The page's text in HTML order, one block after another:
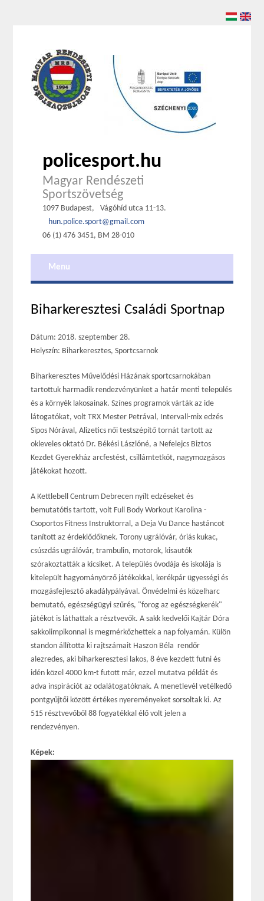
policesport.hu
Magyar Rendészeti
Sportszövetség
1097 Budapest,
Vágóhíd utca 11-13.
hun.police.sport@gmail.com
06 (1) 476 3451, BM 28-010
Menu
Biharkeresztesi Családi Sportnap
Dátum: 2018. szeptember 28.
Helyszín: Biharkeresztes, Sportcsarnok
Biharkeresztes Művelődési Házának sportcsarnokában
tartottuk harmadik rendezvényünket a határ menti település
és a környék lakosainak. Színes programok várták az ide
látogatókat, volt TRX Mester Petrával, Intervall-mix edzés
Sipos Nórával, Alizetics női testszépítő tornát tartott az
okleveles oktató Dr. Békési Lászlóné, a Nefelejcs Biztos
Kezdet Gyerekház arcfestést, csillámtetkót, nagymozgásos
játékokat hozott.
A Kettlebell Centrum Debrecen nyílt edzéseket és
bemutatótis tartott, volt Full Body Workout Karolina -
Csoportos Fitness Instruktorral, a Deja Vu Dance hastáncot
tanított az érdeklődőknek. Torony ugrálóvár, óriás kukac,
csúszdás ugrálóvár, trambulin, motorok, kisautók
szórakoztatták a kicsiket. A település óvodája és iskolája is
kitelepült hagyományörző játékokkal, kerékpár ügyességi és
mozgásfejlesztő akadálypályával. Önvédelmi és közelharc
bemutató, egészségügyi szűrés, "forog az egészségkerék"
játékot is láthattak a résztvevők. A sakk kedvelői Kajtár Dóra
sakkolimpikonnal is megmérkőzhettek a nap folyamán. Külön
standon állította ki rajtszámait Haszon Béla rendőr
alezredes, aki biharkeresztesi lakos, 8 éve kezdett futni és
idén közel 4000 km-t futott már, ezzel mutatva példát és
adva inspirációt az odalátogatóknak. A menetlevél vetélkedő
pontgyűjtői között értékes nyereményeket sorsoltak ki. Az
515 résztvevőből 88 fogyatékkal élő volt jelen a
rendezvényen.
Képek: